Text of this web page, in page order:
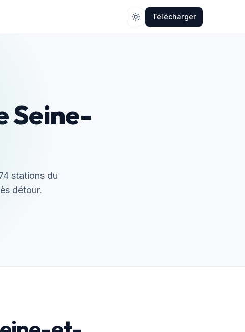
Télécharger
Seine-
stations du
détour.